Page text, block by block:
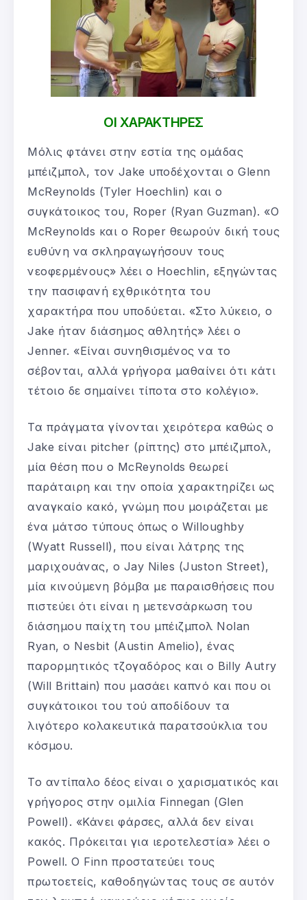
ΟΙ ΧΑΡΑΚΤΗΡΕΣ
Μόλις φτάνει στην εστία της ομάδας
μπέιζμπολ, τον Jake υποδέχονται ο Glenn
McReynolds (Tyler Hoechlin) και ο
συγκάτοικος του, Roper (Ryan Guzman). «O
McReynolds και ο Roper θεωρούν δική τους
ευθύνη να σκληραγωγήσουν τους
νεοφερμένους» λέει ο Hoechlin, εξηγώντας
την πασιφανή εχθρικότητα του
χαρακτήρα που υποδύεται. «Στο λύκειο, ο
Jake ήταν διάσημος αθλητής» λέει ο
Jenner. «Είναι συνηθισμένος να το
σέβονται, αλλά γρήγορα μαθαίνει ότι κάτι
τέτοιο δε σημαίνει τίποτα στο κολέγιο».
Τα πράγματα γίνονται χειρότερα καθώς ο
Jake είναι pitcher (ρίπτης) στο μπέιζμπολ,
μία θέση που ο McReynolds θεωρεί
παράταιρη και την οποία χαρακτηρίζει ως
αναγκαίο κακό, γνώμη που μοιράζεται με
ένα μάτσο τύπους όπως ο Willoughby
(Wyatt Russell), που είναι λάτρης της
μαριχουάνας, ο Jay Niles (Juston Street),
μία κινούμενη βόμβα με παραισθήσεις που
πιστεύει ότι είναι η μετενσάρκωση του
διάσημου παίχτη του μπέιζμπολ Nolan
Ryan, ο Nesbit (Austin Amelio), ένας
παρορμητικός τζογαδόρος και ο Billy Autry
(Will Brittain) που μασάει καπνό και που οι
συγκάτοικοι του τού αποδίδουν τα
λιγότερο κολακευτικά παρατσούκλια του
κόσμου.
Το αντίπαλο δέος είναι ο χαρισματικός και
γρήγορος στην ομιλία Finnegan (Glen
Powell). «Κάνει φάρσες, αλλά δεν είναι
κακός. Πρόκειται για ιεροτελεστία» λέει ο
Powell. O Finn προστατεύει τους
πρωτοετείς, καθοδηγώντας τους σε αυτόν